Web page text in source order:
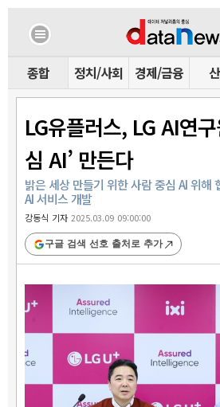
종합 정치/사회 경제/금융
LG유플러스, LG AI연
심 AI’ 만든다
밝은 세상 만들기 위한 사람 중심 AI 위해
AI 서비스 개발
강동식 기자2025.03.09 09:00:00
구글 검색 선호 출처로 추가